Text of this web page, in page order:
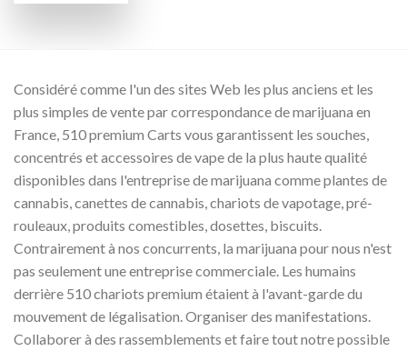
Considéré comme l'un des sites Web les plus anciens et les
plus simples de vente par correspondance de marijuana en
France, 510 premium Carts vous garantissent les souches,
concentrés et accessoires de vape de la plus haute qualité
disponibles dans l'entreprise de marijuana comme plantes de
cannabis, canettes de cannabis, chariots de vapotage, pré-
rouleaux, produits comestibles, dosettes, biscuits.
Contrairement à nos concurrents, la marijuana pour nous n'est
pas seulement une entreprise commerciale. Les humains
derrière 510 chariots premium étaient à l'avant-garde du
mouvement de légalisation. Organiser des manifestations.
Collaborer à des rassemblements et faire tout notre possible